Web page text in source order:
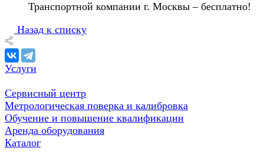
Транспортной компании г. Москвы – бесплатно!
Назад к списку
Услуги
Сервисный центр
Метрологическая поверка и калибровка
Обучение и повышение квалификации
Аренда оборудования
Каталог